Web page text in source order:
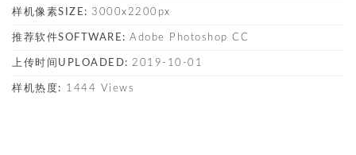
样机像素SIZE: 3000x2200px
推荐软件SOFTWARE: Adobe Photoshop CC
上传时间UPLOADED: 2019-10-01
样机热度: 1444 Views